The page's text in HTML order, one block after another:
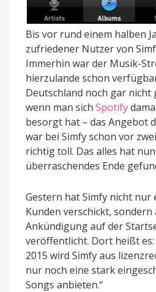
Bis vor rund einem halben
zufriedener Nutzer von
Immerhin war der Musik-
hierzulande schon
Deutschland noch gar nicht
wenn man sich Spotify
besorgt hat – das Angebot
war bei Simfy schon vor
richtig toll. Das alles hat
überraschendes Ende
Gestern hat Simfy nicht nur
Kunden verschickt, sondern
Ankündigung auf der
veröffentlicht. Dort heißt es:
2015 wird Simfy aus
nur noch eine stark
Songs anbieten.“